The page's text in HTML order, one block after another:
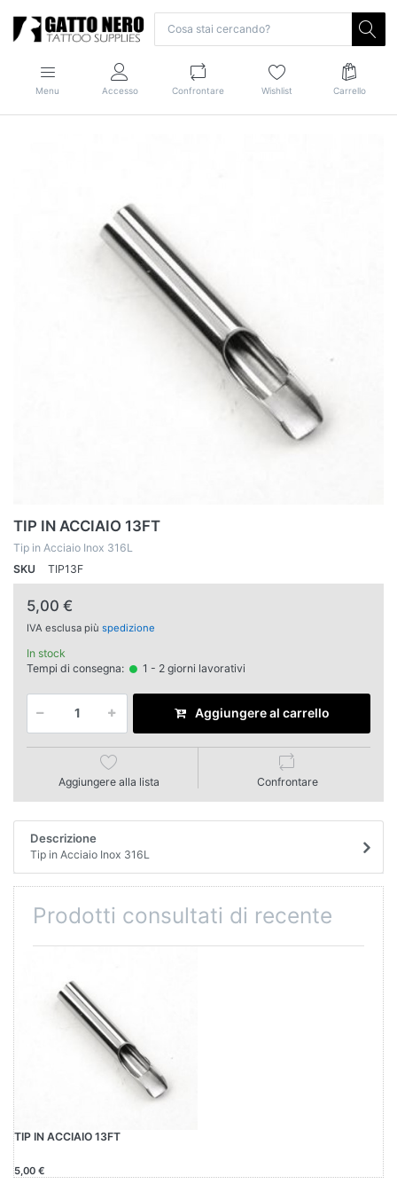
Menu Accesso Confrontare Wishlist Carrello
TIP IN ACCIAIO 13FT
Tip in Acciaio Inox 316L
SKU
TIP13F
5,00 €
IVA esclusa più spedizione
In stock
Tempi di consegna:
1 - 2 giorni lavorativi
Aggiungere al carrello
Aggiungere alla lista Confrontare
Descrizione
Tip in Acciaio Inox 316L
Prodotti consultati di recente
TIP IN ACCIAIO 13FT
5,00 €